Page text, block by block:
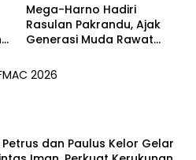
Mega-Harno Hadiri
Rasulan Pakrandu, Ajak
Generasi Muda Rawat
Petrus dan Paulus Kelor Gelar